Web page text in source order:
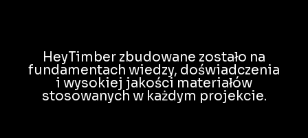
HeyTimber zbudowane zostało na
fundamentach wiedzy, doświadczenia
i wysokiej jakości materiałów
stosowanych w każdym projekcie.